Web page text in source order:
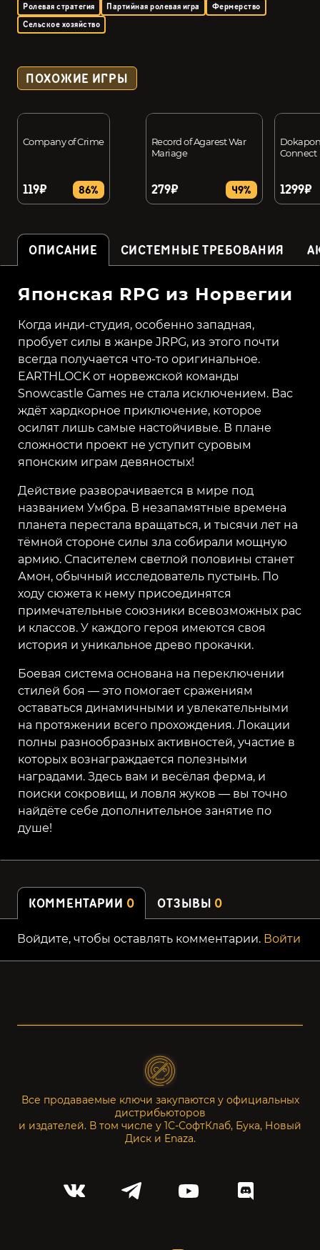
Ролевая стратегия
Партийная ролевая игра
Фермерство
Сельское хозяйство
ПОХОЖИЕ ИГРЫ
Company of Crime
119₽ 86%
Record of Agarest War
Mariage
279₽ 49%
Connect
1299₽
ОПИСАНИЕ СИСТЕМНЫЕ ТРЕБОВАНИЯ
Японская RPG из Норвегии
Когда инди-студия, особенно западная,
пробует силы в жанре JRPG, из этого почти
всегда получается что-то оригинальное.
EARTHLOCK от норвежской команды
Snowcastle Games не стала исключением. Вас
ждёт хардкорное приключение, которое
осилят лишь самые настойчивые. В плане
сложности проект не уступит суровым
японским играм девяностых!
Действие разворачивается в мире под
названием Умбра. В незапамятные времена
планета перестала вращаться, и тысячи лет на
тёмной стороне силы зла собирали мощную
армию. Спасителем светлой половины станет
Амон, обычный исследователь пустынь. По
ходу сюжета к нему присоединятся
примечательные союзники всевозможных рас
и классов. У каждого героя имеются своя
история и уникальное древо прокачки.
Боевая система основана на переключении
стилей боя — это помогает сражениям
оставаться динамичными и увлекательными
на протяжении всего прохождения. Локации
полны разнообразных активностей, участие в
которых вознаграждается полезными
наградами. Здесь вам и весёлая ферма, и
поиски сокровищ, и ловля жуков — вы точно
найдёте себе дополнительное занятие по
душе!
КОММЕНТАРИИ 0 ОТЗЫВЫ 0
Войдите, чтобы оставлять комментарии. Войти
Все продаваемые ключи закупаются у официальных
дистрибьюторов
и издателей. В том числе у 1С-СофтКлаб, Бука, Новый
Диск и Enaza.